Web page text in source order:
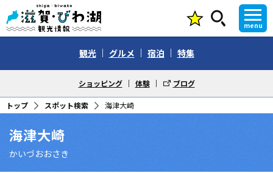
menu
観光 グルメ 宿泊 特集
ショッピング 体験 ブログ
トップ スポット検索 海津大崎
海津大崎
かいづおおさき